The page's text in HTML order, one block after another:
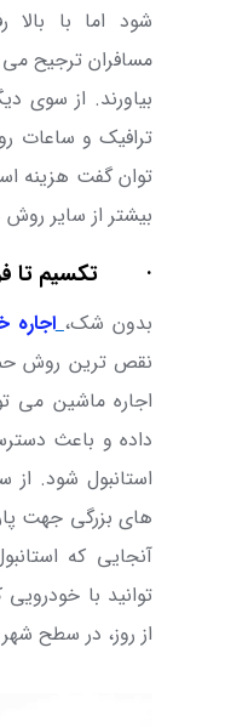
شود اما با بالا
مسافران ترجیح
بیاورند. از سوی
ترافیک و ساعات
توان گفت هزینه
بیشتر از سایر
· تکسیم تا
بدون شک، اجاره
نقص ترین روش
اجاره ماشین می
داده و باعث
استانبول شود. از
های بزرگی جهت
آنجایی که
توانید با
از روز، در سطح